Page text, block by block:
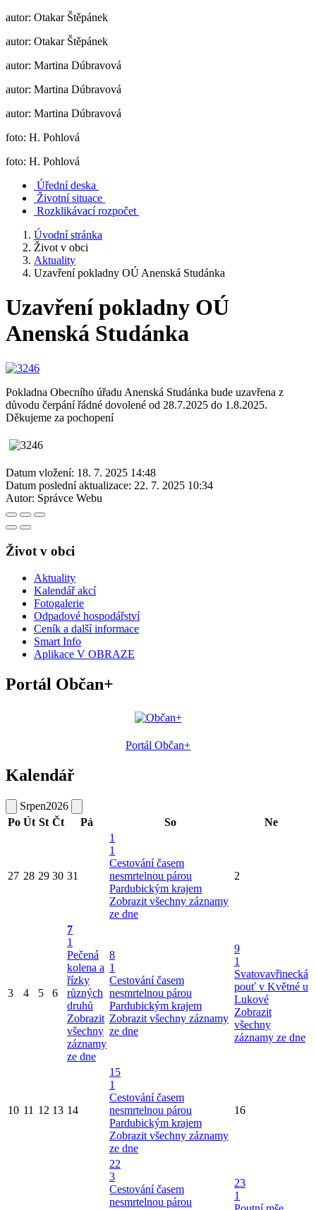
autor: Otakar Štěpánek
autor: Otakar Štěpánek
autor: Martina Dúbravová
autor: Martina Dúbravová
autor: Martina Dúbravová
foto: H. Pohlová
foto: H. Pohlová
Úřední deska
Životní situace
Rozklikávací rozpočet
Úvodní stránka
Život v obci
Aktuality
Uzavření pokladny OÚ Anenská Studánka
Uzavření pokladny OÚ
Anenská Studánka
Pokladna Obecního úřadu Anenská Studánka bude uzavřena z
důvodu čerpání řádné dovolené od 28.7.2025 do 1.8.2025.
Děkujeme za pochopení
Datum vložení: 18. 7. 2025 14:48
Datum poslední aktualizace: 22. 7. 2025 10:34
Autor: Správce Webu
Život v obci
Aktuality
Kalendář akcí
Fotogalerie
Odpadové hospodářství
Ceník a další informace
Smart Info
Aplikace V OBRAZE
Portál Občan+
Portál Občan+
Kalendář
Srpen2026
Po Út St Čt Pá So Ne
27 28 29 30 31
1
1
Cestování časem
nesmrtelnou párou
Pardubickým krajem
Zobrazit všechny záznamy
ze dne
2
3 4 5 6
7
1
Pečená
kolena a
řízky
různých
druhů
Zobrazit
všechny
záznamy
ze dne
8
1
Cestování časem
nesmrtelnou párou
Pardubickým krajem
Zobrazit všechny záznamy
ze dne
9
1
Svatovavřinecká
pouť v Květné u
Lukové
Zobrazit
všechny
záznamy ze dne
10 11 12 13 14
15
1
Cestování časem
nesmrtelnou párou
Pardubickým krajem
Zobrazit všechny záznamy
ze dne
16
22
3
Cestování časem
nesmrtelnou párou
23
1